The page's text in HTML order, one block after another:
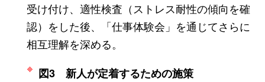
受け付け、適性検査（ストレス耐性の傾向を確
認）をした後、「仕事体験会」を通じてさらに
相互理解を深める。
図3 新人が定着するための施策